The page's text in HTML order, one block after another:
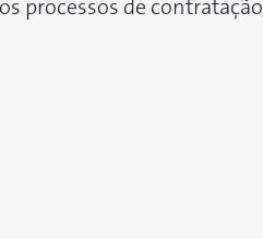
processos de